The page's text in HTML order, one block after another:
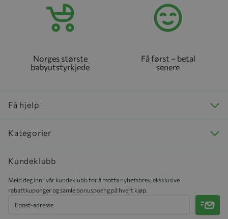
Norges største
babyutstyrkjede
Få først – betal
senere
Få hjelp
Kategorier
Kundeklubb
Meld deg inn i vår kundeklubb for å motta nyhetsbrev, eksklusive
rabattkuponger og samle bonuspoeng på hvert kjøp.
Meld